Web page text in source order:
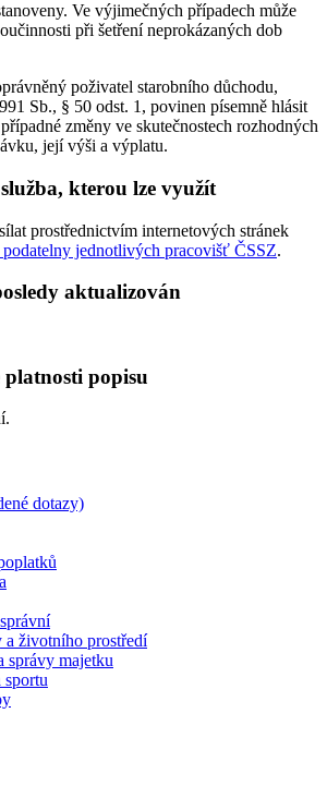
Ve výjimečných případech může
při šetření neprokázaných dob
poživatel starobního důchodu,
Sb., § 50 odst. 1, povinen písemně hlásit
změny ve skutečnostech rozhodných
její výši a výplatu.
kterou lze využít
prostřednictvím internetových stránek
jednotlivých pracovišť ČSSZ.
aktualizován
popisu
dotazy)
životního prostředí
správy majetku